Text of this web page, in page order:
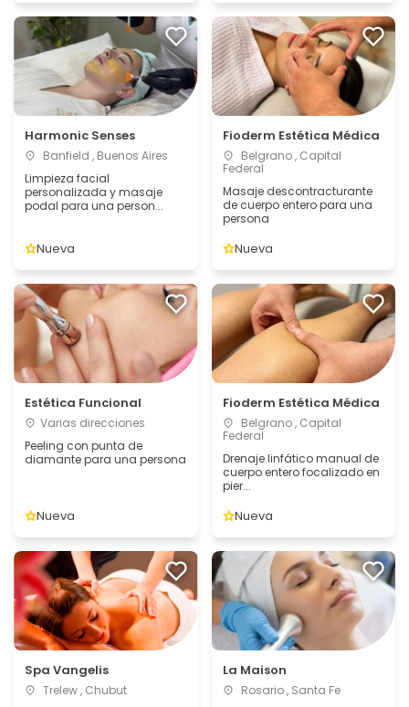
Harmonic Senses
Banfield , Buenos Aires
Limpieza facial
personalizada y masaje
podal para una person...
Nueva
Fioderm Estética Médica
Belgrano , Capital
Federal
Masaje descontracturante
de cuerpo entero para una
persona
Nueva
Estética Funcional
Varias direcciones
Peeling con punta de
diamante para una persona
Nueva
Fioderm Estética Médica
Belgrano , Capital
Federal
Drenaje linfático manual de
cuerpo entero focalizado en
pier...
Nueva
Spa Vangelis
Trelew , Chubut
La Maison
Rosario , Santa Fe